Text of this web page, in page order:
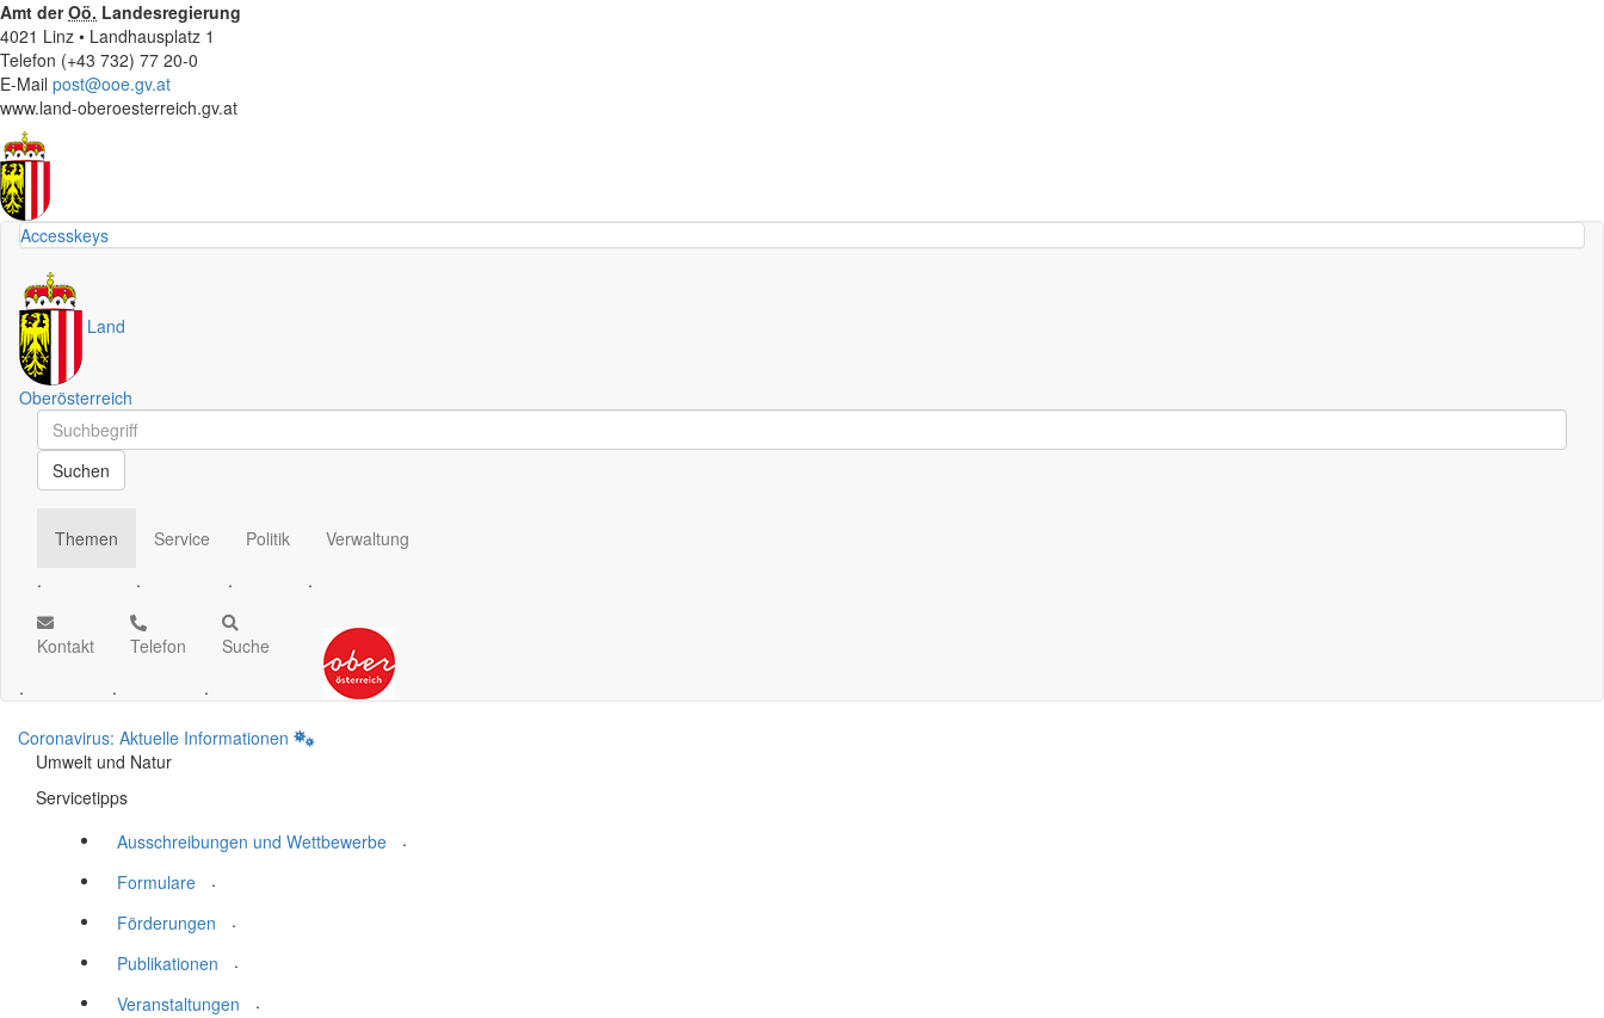
Amt derOö. Landesregierung
4021 Linz • Landhausplatz 1
Telefon (+43 732) 77 20-0
E-Mail post@ooe.gv.at
www.land-oberoesterreich.gv.at
Accesskeys
Land
Oberösterreich
Schnellsuche
Schnellsuche
Suchen
Themen
.
Service
.
Politik
.
Verwaltung
.
Kontakt
.
Telefon
.
Suche
.
Coronavirus: Aktuelle Informationen
Umwelt und Natur
Servicetipps
Ausschreibungen und Wettbewerbe
.
Formulare
.
Förderungen
.
Publikationen
.
Veranstaltungen
.